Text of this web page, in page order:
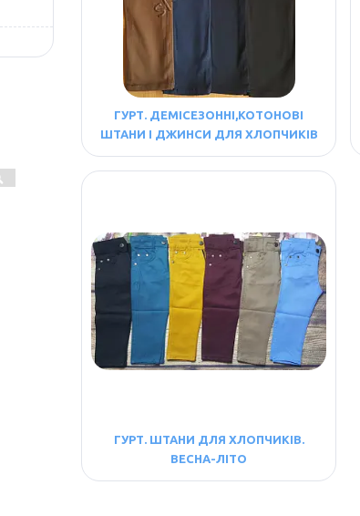
ГУРТ. ДЕМІСЕЗОННІ,КОТОНОВІ
ШТАНИ І ДЖИНСИ ДЛЯ ХЛОПЧИКІВ
ГУРТ. ШТАНИ ДЛЯ ХЛОПЧИКІВ.
ВЕСНА-ЛІТО